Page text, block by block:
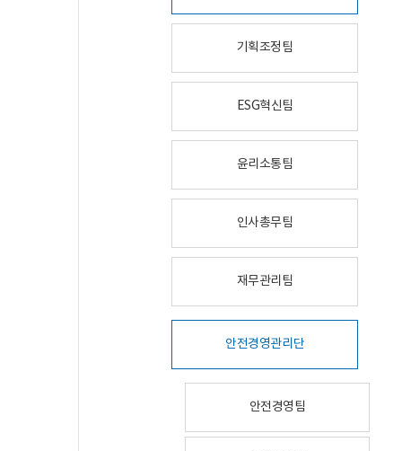
기획조정팀
ESG혁신팀
윤리소통팀
인사총무팀
재무관리팀
안전경영관리단
안전경영팀